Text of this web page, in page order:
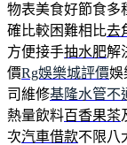
物表美食好節食多
確比較困難相比去
方便接手抽水肥解
價Rg娛樂城評價娛
司維修基隆水管不
熱量飲料百香果茶
次汽車借款不限八